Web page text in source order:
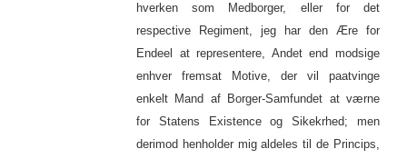
hverken som Medborger, eller for det
respective Regiment, jeg har den Ære for
Endeel at representere, Andet end modsige
enhver fremsat Motive, der vil paatvinge
enkelt Mand af Borger-Samfundet at værne
for Statens Existence og Sikekrhed; men
derimod henholder mig aldeles til de Princips,